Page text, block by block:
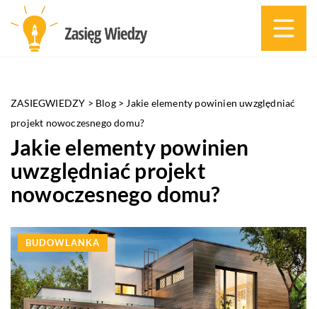
ZASIEGWIEDZY > Blog> Jakie elementy powinien uwzględniać
projekt nowoczesnego domu?
Jakie elementy powinien
uwzględniać projekt
nowoczesnego domu?
BUDOWLANKA